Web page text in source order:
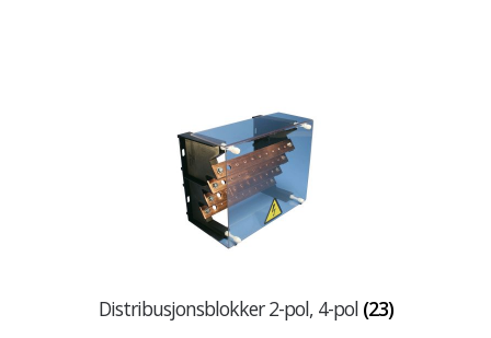
Distribusjonsblokker 2-pol, 4-pol (23)